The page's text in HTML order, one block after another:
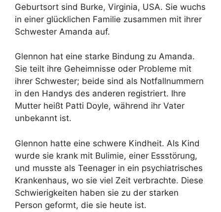
Geburtsort sind Burke, Virginia, USA. Sie wuchs
in einer glücklichen Familie zusammen mit ihrer
Schwester Amanda auf.
Glennon hat eine starke Bindung zu Amanda.
Sie teilt ihre Geheimnisse oder Probleme mit
ihrer Schwester; beide sind als Notfallnummern
in den Handys des anderen registriert. Ihre
Mutter heißt Patti Doyle, während ihr Vater
unbekannt ist.
Glennon hatte eine schwere Kindheit. Als Kind
wurde sie krank mit Bulimie, einer Essstörung,
und musste als Teenager in ein psychiatrisches
Krankenhaus, wo sie viel Zeit verbrachte. Diese
Schwierigkeiten haben sie zu der starken
Person geformt, die sie heute ist.